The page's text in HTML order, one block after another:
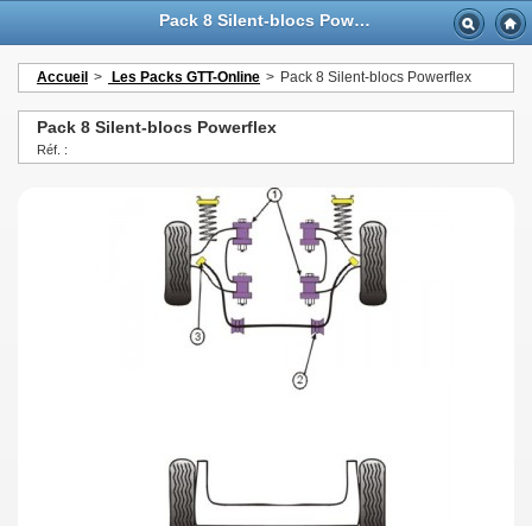
Pack 8 Silent-blocs Powerflex - GTTurbo-online
Accueil > Les Packs GTT-Online > Pack 8 Silent-blocs Powerflex
Pack 8 Silent-blocs Powerflex
Réf. :